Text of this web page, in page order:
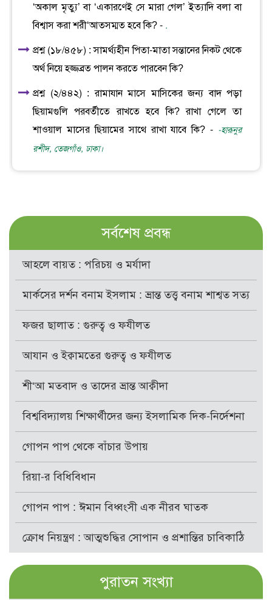
‘অকাল মৃত্যু’ বা ‘একারণেই সে মারা গেল’ ইত্যাদি বলা বা
বিশ্বাস করা শরী‘আতসম্মত হবে কি? - .
প্রশ্ন (১৮/৪৫৮) : সামর্থ্যহীন পিতা-মাতা সন্তানের নিকট থেকে
অর্থ নিয়ে হজ্জব্রত পালন করতে পারবেন কি?
প্রশ্ন (২/৪৪২) : রামাযান মাসে মাসিকের জন্য বাদ পড়া
ছিয়ামগুলি পরবর্তীতে রাখতে হবে কি? রাখা গেলে তা
শাওয়াল মাসের ছিয়ামের সাথে রাখা যাবে কি? - -হারূনুর
রশীদ, তেজগাঁও, ঢাকা।
সর্বশেষ প্রবন্ধ
আহলে বায়ত : পরিচয় ও মর্যাদা
মার্কসের দর্শন বনাম ইসলাম : ভ্রান্ত তত্ত্ব বনাম শাশ্বত সত্য
ফজর ছালাত : গুরুত্ব ও ফযীলত
আযান ও ইক্বামতের গুরুত্ব ও ফযীলত
শী‘আ মতবাদ ও তাদের ভ্রান্ত আক্বীদা
বিশ্ববিদ্যালয় শিক্ষার্থীদের জন্য ইসলামিক দিক-নির্দেশনা
গোপন পাপ থেকে বাঁচার উপায়
রিয়া-র বিধিবিধান
গোপন পাপ : ঈমান বিধ্বংসী এক নীরব ঘাতক
ক্রোধ নিয়ন্ত্রণ : আত্মশুদ্ধির সোপান ও প্রশান্তির চাবিকাঠি
পুরাতন সংখ্যা